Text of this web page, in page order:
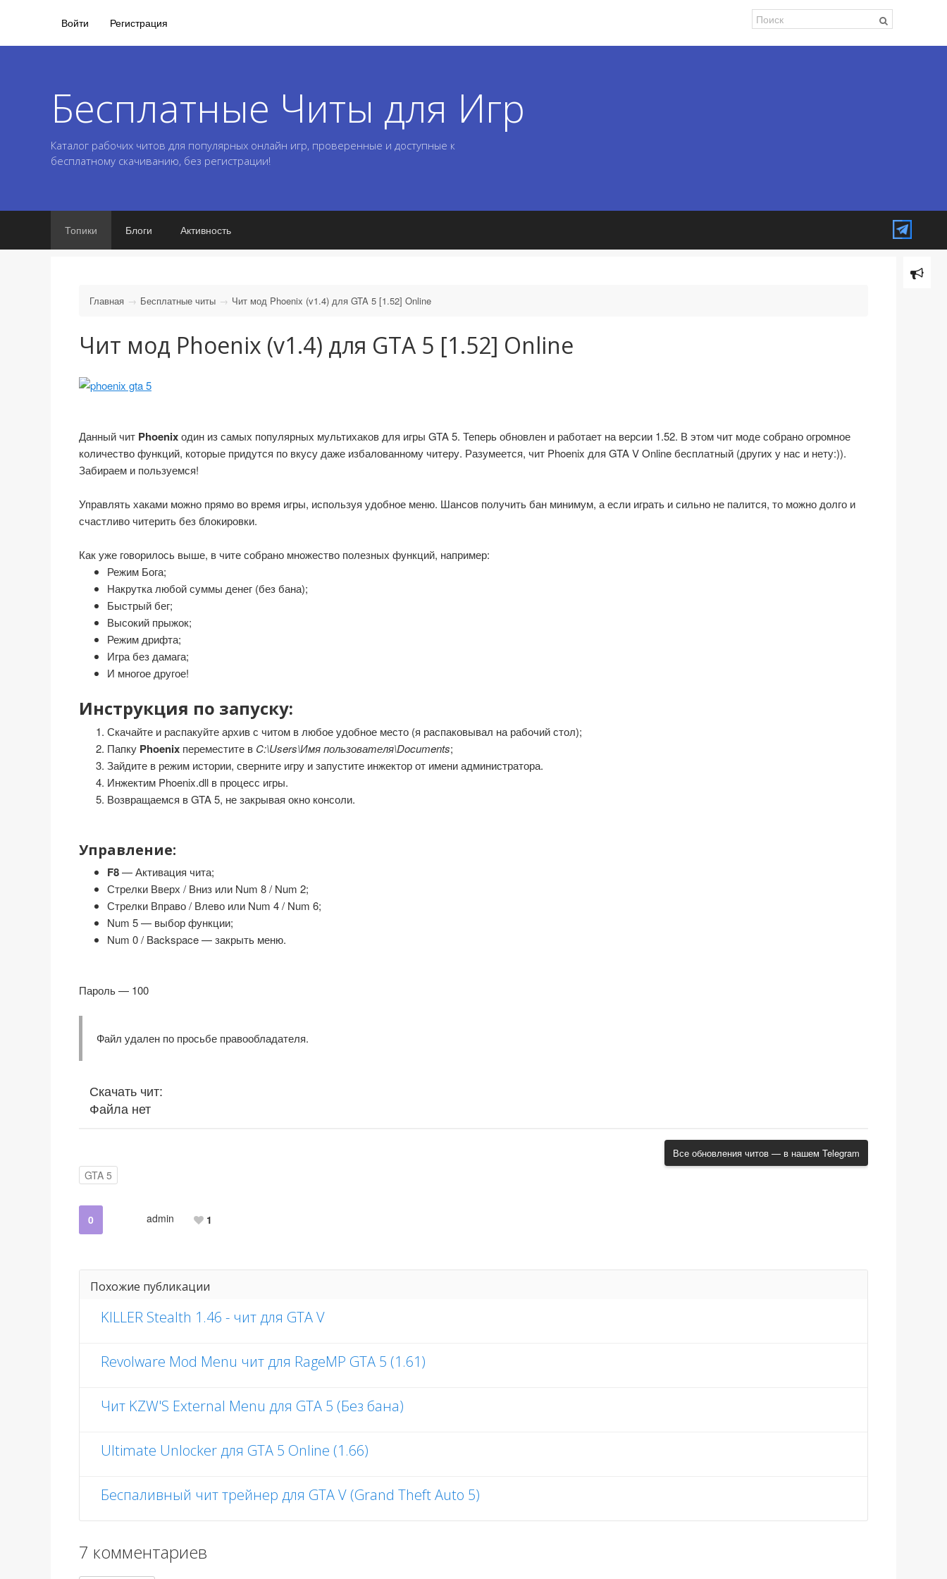
Войти Регистрация
Бесплатные Читы для Игр
Каталог рабочих читов для популярных онлайн игр, проверенные и доступные к
бесплатному скачиванию, без регистрации!
Топики Блоги Активность
Главная Бесплатные читы Чит мод Phoenix (v1.4) для GTA 5 [1.52] Online
Чит мод Phoenix (v1.4) для GTA 5 [1.52] Online
Данный чит Phoenixодин из самых популярных мультихаков для игры GTA 5. Теперь обновлен и работает на версии 1.52. В этом чит моде собрано огромное
количество функций, которые придутся по вкусу даже избалованному читеру. Разумеется, чит Phoenix для GTA V Online бесплатный (других у нас и нету:)).
Забираем и пользуемся!
Управлять хаками можно прямо во время игры, используя удобное меню. Шансов получить бан минимум, а если играть и сильно не палится, то можно долго и
счастливо читерить без блокировки.
Как уже говорилось выше, в чите собрано множество полезных функций, например:
Режим Бога;
Накрутка любой суммы денег (без бана);
Быстрый бег;
Высокий прыжок;
Режим дрифта;
Игра без дамага;
И многое другое!
Инструкция по запуску:
Скачайте и распакуйте архив с читом в любое удобное место (я распаковывал на рабочий стол);
Папку Phoenix переместите в C:\Users\Имя пользователя\Documents;
Зайдите в режим истории, сверните игру и запустите инжектор от имени администратора.
Инжектим Phoenix.dll в процесс игры.
Возвращаемся в GTA 5, не закрывая окно консоли.
Управление:
F8— Активация чита;
Стрелки Вверх / Вниз или Num 8 / Num 2;
Стрелки Вправо / Влево или Num 4 / Num 6;
Num 5 — выбор функции;
Num 0 / Backspace — закрыть меню.
Пароль — 100
Файл удален по просьбе правообладателя.
Скачать чит:
Файла нет
Все обновления читов — в нашем Telegram
GTA 5
0 admin 1
Похожие публикации
KILLER Stealth 1.46 - чит для GTA V
Revolware Mod Menu чит для RageMP GTA 5 (1.61)
Чит KZW'S External Menu для GTA 5 (Без бана)
Ultimate Unlocker для GTA 5 Online (1.66)
Беспаливный чит трейнер для GTA V (Grand Theft Auto 5)
7 комментариев